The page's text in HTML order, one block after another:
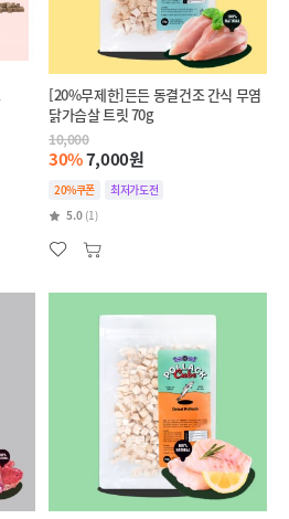
[20%무제한]든든 동결건조 간식 무염
닭가슴살 트릿 70g
10,000
30%7,000원
20%쿠폰
최저가도전
5.0 (1)